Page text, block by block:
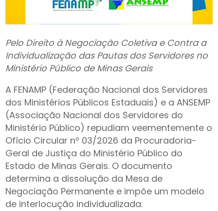
Pelo Direito à Negociação Coletiva e Contra a
Individualização das Pautas dos Servidores no
Ministério Público de Minas Gerais
A FENAMP (Federação Nacional dos Servidores
dos Ministérios Públicos Estaduais) e a ANSEMP
(Associação Nacional dos Servidores do
Ministério Público) repudiam veementemente o
Ofício Circular nº 03/2026 da Procuradoria-
Geral de Justiça do Ministério Público do
Estado de Minas Gerais. O documento
determina a dissolução da Mesa de
Negociação Permanente e impõe um modelo
de interlocução individualizada.